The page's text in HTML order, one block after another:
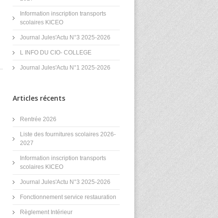
Information inscription transports
scolaires KICEO
Journal Jules'Actu N°3 2025-2026
L INFO DU CIO- COLLEGE
Journal Jules'Actu N°1 2025-2026
Articles récents
Rentrée 2026
Liste des fournitures scolaires 2026-
2027
Information inscription transports
scolaires KICEO
Journal Jules'Actu N°3 2025-2026
Fonctionnement service restauration
Règlement Intérieur